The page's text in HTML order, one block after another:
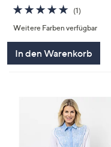
5.0
von
5
(1)1
Weitere Farben verfügbar
In den Warenkorb